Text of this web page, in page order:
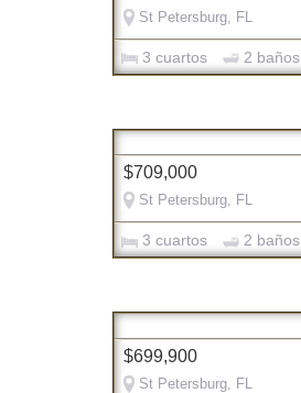
St Petersburg, FL
3 cuartos 2 baños
$709,000
St Petersburg, FL
3 cuartos 2 baños
$699,900
St Petersburg, FL